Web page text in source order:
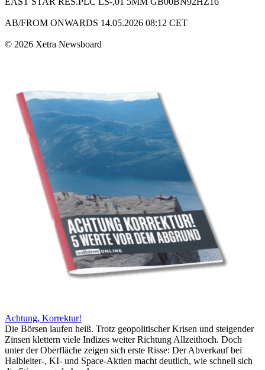
AB/FROM ONWARDS 14.05.2026 08:12 CET
© 2026 Xetra Newsboard
Achtung, Korrektur!
Die Börsen laufen heiß. Trotz geopolitischer Krisen und steigender
Zinsen klettern viele Indizes weiter Richtung Allzeithoch. Doch
unter der Oberfläche zeigen sich erste Risse: Der Abverkauf bei
Halbleiter-, KI- und Space-Aktien macht deutlich, wie schnell sich